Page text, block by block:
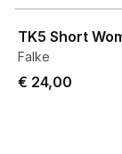
TK5 Short
Falke
€ 24,00